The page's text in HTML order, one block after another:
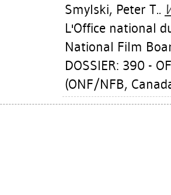
Smylski, Peter T..
L'Office national
National Film
DOSSIER: 390 -
(ONF/NFB,